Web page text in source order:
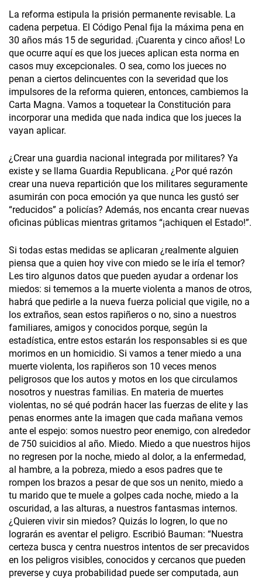
La reforma estipula la prisión permanente revisable. La
cadena perpetua. El Código Penal fija la máxima pena en
30 años más 15 de seguridad. ¡Cuarenta y cinco años! Lo
que ocurre aquí es que los jueces aplican esta norma en
casos muy excepcionales. O sea, como los jueces no
penan a ciertos delincuentes con la severidad que los
impulsores de la reforma quieren, entonces, cambiemos la
Carta Magna. Vamos a toquetear la Constitución para
incorporar una medida que nada indica que los jueces la
vayan aplicar.
¿Crear una guardia nacional integrada por militares? Ya
existe y se llama Guardia Republicana. ¿Por qué razón
crear una nueva repartición que los militares seguramente
asumirán con poca emoción ya que nunca les gustó ser
“reducidos” a policías? Además, nos encanta crear nuevas
oficinas públicas mientras gritamos “¡achiquen el Estado!”.
Si todas estas medidas se aplicaran ¿realmente alguien
piensa que a quien hoy vive con miedo se le iría el temor?
Les tiro algunos datos que pueden ayudar a ordenar los
miedos: si tememos a la muerte violenta a manos de otros,
habrá que pedirle a la nueva fuerza policial que vigile, no a
los extraños, sean estos rapiñeros o no, sino a nuestros
familiares, amigos y conocidos porque, según la
estadística, entre estos estarán los responsables si es que
morimos en un homicidio. Si vamos a tener miedo a una
muerte violenta, los rapiñeros son 10 veces menos
peligrosos que los autos y motos en los que circulamos
nosotros y nuestras familias. En materia de muertes
violentas, no sé qué podrán hacer las fuerzas de elite y las
penas enormes ante la imagen que cada mañana vemos
ante el espejo: somos nuestro peor enemigo, con alrededor
de 750 suicidios al año. Miedo. Miedo a que nuestros hijos
no regresen por la noche, miedo al dolor, a la enfermedad,
al hambre, a la pobreza, miedo a esos padres que te
rompen los brazos a pesar de que sos un nenito, miedo a
tu marido que te muele a golpes cada noche, miedo a la
oscuridad, a las alturas, a nuestros fantasmas internos.
¿Quieren vivir sin miedos? Quizás lo logren, lo que no
lograrán es aventar el peligro. Escribió Bauman: “Nuestra
certeza busca y centra nuestros intentos de ser precavidos
en los peligros visibles, conocidos y cercanos que pueden
preverse y cuya probabilidad puede ser computada, aun